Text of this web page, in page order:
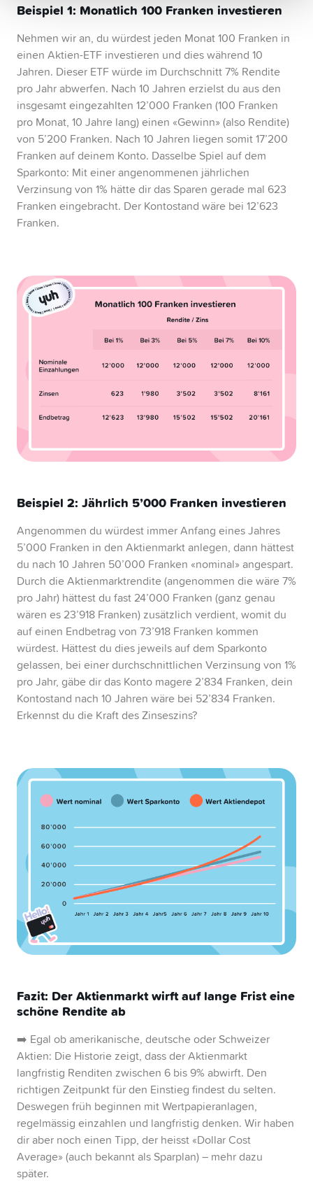
Beispiel 1: Monatlich 100 Franken investieren
Nehmen wir an, du würdest jeden Monat 100 Franken in
einen Aktien-ETF investieren und dies während 10
Jahren. Dieser ETF würde im Durchschnitt 7% Rendite
pro Jahr abwerfen. Nach 10 Jahren erzielst du aus den
insgesamt eingezahlten 12’000 Franken (100 Franken
pro Monat, 10 Jahre lang) einen «Gewinn» (also Rendite)
von 5’200 Franken. Nach 10 Jahren liegen somit 17’200
Franken auf deinem Konto. Dasselbe Spiel auf dem
Sparkonto: Mit einer angenommenen jährlichen
Verzinsung von 1% hätte dir das Sparen gerade mal 623
Franken eingebracht. Der Kontostand wäre bei 12’623
Franken.
Beispiel 2: Jährlich 5’000 Franken investieren
Angenommen du würdest immer Anfang eines Jahres
5’000 Franken in den Aktienmarkt anlegen, dann hättest
du nach 10 Jahren 50’000 Franken «nominal» angespart.
Durch die Aktienmarktrendite (angenommen die wäre 7%
pro Jahr) hättest du fast 24’000 Franken (ganz genau
wären es 23’918 Franken) zusätzlich verdient, womit du
auf einen Endbetrag von 73’918 Franken kommen
würdest. Hättest du dies jeweils auf dem Sparkonto
gelassen, bei einer durchschnittlichen Verzinsung von 1%
pro Jahr, gäbe dir das Konto magere 2’834 Franken, dein
Kontostand nach 10 Jahren wäre bei 52’834 Franken.
Erkennst du die Kraft des Zinseszins?
Fazit: Der Aktienmarkt wirft auf lange Frist eine
schöne Rendite ab
➡️ Egal ob amerikanische, deutsche oder Schweizer
Aktien: Die Historie zeigt, dass der Aktienmarkt
langfristig Renditen zwischen 6 bis 9% abwirft. Den
richtigen Zeitpunkt für den Einstieg findest du selten.
Deswegen früh beginnen mit Wertpapieranlagen,
regelmässig einzahlen und langfristig denken. Wir haben
dir aber noch einen Tipp, der heisst «Dollar Cost
Average» (auch bekannt als Sparplan) – mehr dazu
später.